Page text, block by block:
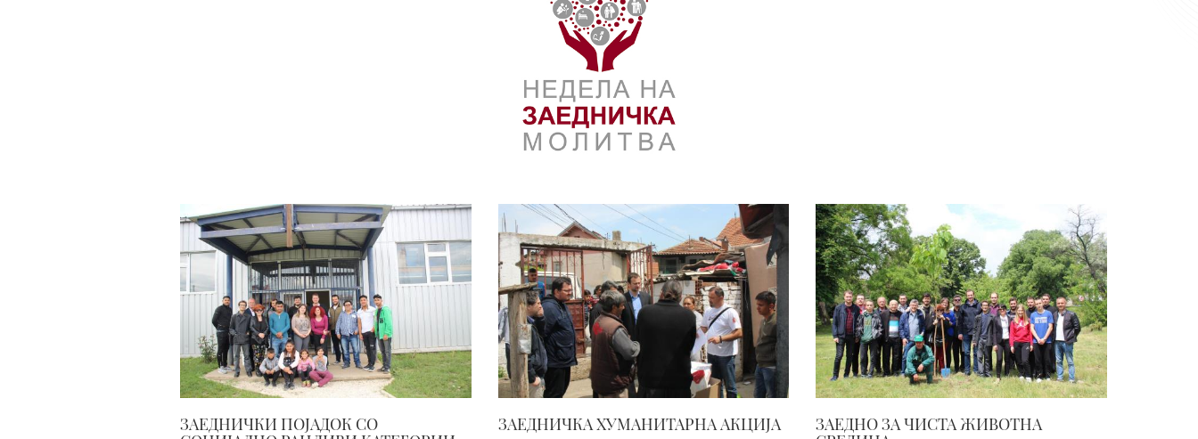
ЗАЕДНИЧКИ ПОЈАДОК СО ЗАЕДНИЧКА ХУМАНИТАРНА АКЦИЈА ЗАЕДНО ЗА ЧИСТА ЖИВОТНА